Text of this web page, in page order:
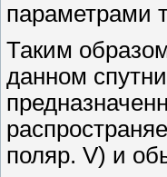
параметрами
Таким
данном
поляр. V) и